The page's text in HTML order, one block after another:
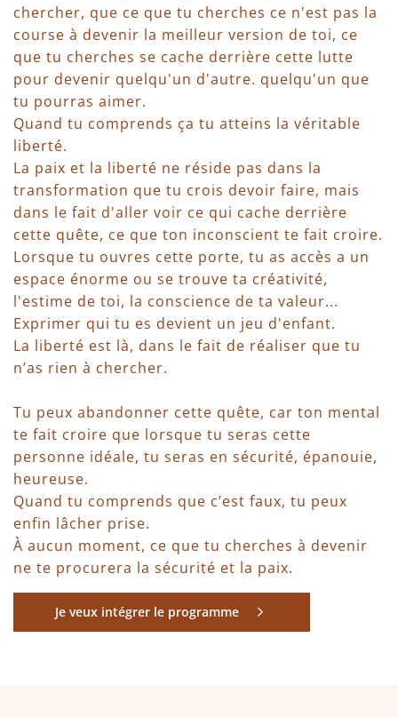
chercher, que ce que tu cherches ce n'est pas la
course à devenir la meilleur version de toi, ce
que tu cherches se cache derrière cette lutte
pour devenir quelqu'un d'autre. quelqu'un que
tu pourras aimer.
Quand tu comprends ça tu atteins la véritable
liberté.
La paix et la liberté ne réside pas dans la
transformation que tu crois devoir faire, mais
dans le fait d'aller voir ce qui cache derrière
cette quête, ce que ton inconscient te fait croire.
Lorsque tu ouvres cette porte, tu as accès a un
espace énorme ou se trouve ta créativité,
l'estime de toi, la conscience de ta valeur...
Exprimer qui tu es devient un jeu d'enfant.
La liberté est là, dans le fait de réaliser que tu
n’as rien à chercher.
Tu peux abandonner cette quête, car ton mental
te fait croire que lorsque tu seras cette
personne idéale, tu seras en sécurité, épanouie,
heureuse.
Quand tu comprends que c’est faux, tu peux
enfin lâcher prise.
À aucun moment, ce que tu cherches à devenir
ne te procurera la sécurité et la paix.
Je veux intégrer le programme